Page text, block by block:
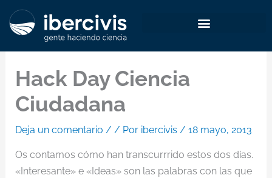
Hack Day Ciencia
Ciudadana
Deja un comentario / / Por ibercivis / 18 mayo, 2013
Os contamos cómo han transcurrrido estos dos días.
«Interesante» e «Ideas» son las palabras con las que